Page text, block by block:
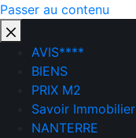
Passer au contenu
AVIS****
BIENS
PRIX M2
Savoir Immobilier
NANTERRE